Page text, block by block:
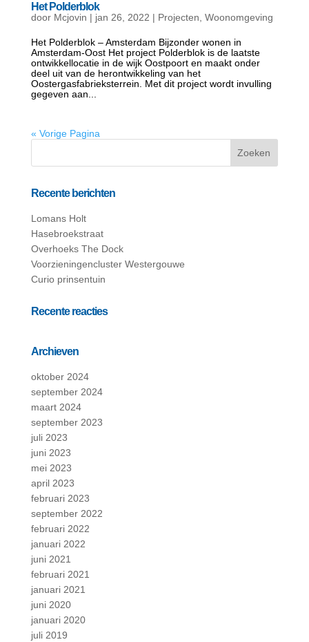
Het Polderblok
door Mcjovin | jan 26, 2022 | Projecten, Woonomgeving
Het Polderblok – Amsterdam Bijzonder wonen in
Amsterdam-Oost Het project Polderblok is de laatste
ontwikkellocatie in de wijk Oostpoort en maakt onder
deel uit van de herontwikkeling van het
Oostergasfabrieksterrein. Met dit project wordt invulling
gegeven aan...
« Vorige Pagina
Recente berichten
Lomans Holt
Hasebroekstraat
Overhoeks The Dock
Voorzieningencluster Westergouwe
Curio prinsentuin
Recente reacties
Archieven
oktober 2024
september 2024
maart 2024
september 2023
juli 2023
juni 2023
mei 2023
april 2023
februari 2023
september 2022
februari 2022
januari 2022
juni 2021
februari 2021
januari 2021
juni 2020
januari 2020
juli 2019